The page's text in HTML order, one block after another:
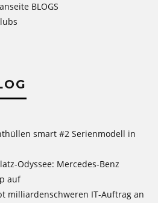
BLOGS
smart #2 Serienmodell in
Odyssee: Mercedes-Benz
auf
milliardenschweren IT-Auftrag an